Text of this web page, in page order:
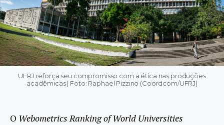
UFRJ reforça seu compromisso com a ética nas produções
acadêmicas | Foto: Raphael Pizzino (Coordcom/UFRJ)
O Webometrics Ranking of World Universities